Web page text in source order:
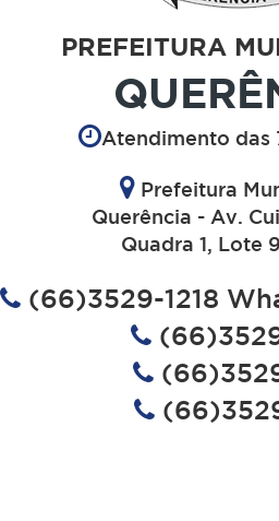
PREFEITURA
Atendimento das
Prefeitura
Querência - Av.
Quadra 1, Lote
(66)3529-1218